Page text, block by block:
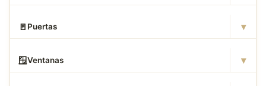
🚪 Puertas ▾
🪟Ventanas ▾